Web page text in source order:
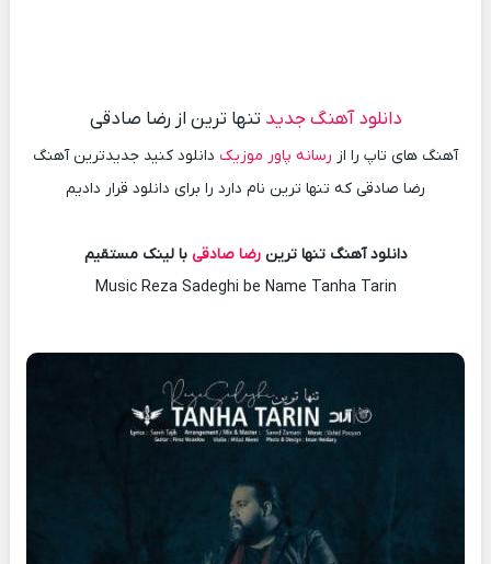
دانلود آهنگ جدید تنها ترین از رضا صادقی
آهنگ های تاپ را از رسانه پاور موزیک دانلود کنید جدیدترین آهنگ
رضا صادقی که تنها ترین نام دارد را برای دانلود قرار دادیم
دانلود آهنگ تنها ترینرضا صادقی با لینک مستقیم
Music Reza Sadeghi be Name Tanha Tarin